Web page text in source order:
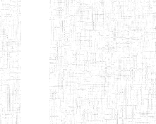
Denomination
ENIEG DE
MBALMAYO
ENIEG DE